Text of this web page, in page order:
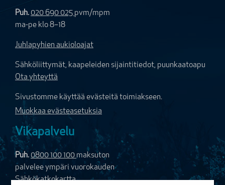
Puh. 020 690 025 pvm/mpm
ma-pe klo 8–18
Juhlapyhien aukioloajat
Sähköliittymät, kaapeleiden sijaintitiedot, puunkaatoapu
Ota yhteyttä
Sivustomme käyttää evästeitä toimiakseen.
Muokkaa evästeasetuksia
Vikapalvelu
Puh. 0800 100 100 maksuton
palvelee ympäri vuorokauden
Sähkökatkokartta